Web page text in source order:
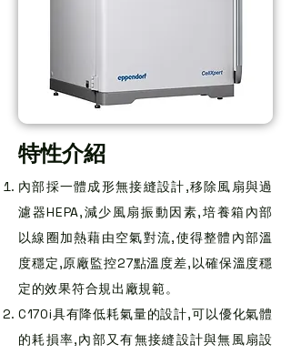
特性介紹
內部採一體成形無接縫設計,移除風扇與過
濾器HEPA,減少風扇振動因素,培養箱內部
以線圈加熱藉由空氣對流,使得整體內部溫
度穩定,原廠監控27點溫度差,以確保溫度穩
定的效果符合規出廠規範。
C170i具有降低耗氣量的設計,可以優化氣體
的耗損率,內部又有無接縫設計與無風扇設